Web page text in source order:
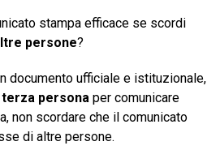
stampa efficace se scordi
persone?
documento ufficiale e istituzionale,
terza persona per comunicare
non scordare che il comunicato
di altre persone.